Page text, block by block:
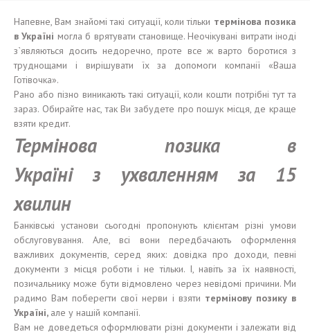
Напевне, Вам знайомі такі ситуації, коли тільки термінова позика
в Україні могла б врятувати становище. Неочікувані витрати іноді
з`являються досить недоречно, проте все ж варто боротися з
труднощами і вирішувати їх за допомоги компанії «Ваша
Готівочка».
Рано або пізно виникають такі ситуації, коли кошти потрібні тут та
зараз. Обирайте нас, так Ви забудете про пошук місця, де краще
взяти кредит.
Термінова позикав
Україні з ухваленнямза 15
хвилин
Банківські установи сьогодні пропонують клієнтам різні умови
обслуговування. Але, всі вони передбачають оформлення
важливих документів, серед яких: довідка про доходи, певні
документи з місця роботи і не тільки. І, навіть за їх наявності,
позичальнику може бути відмовлено через невідомі причини. Ми
радимо Вам поберегти свої нерви і взяти термінову позикув
Україні, але у нашій компанії.
Вам не доведеться оформлювати різні документи і залежати від